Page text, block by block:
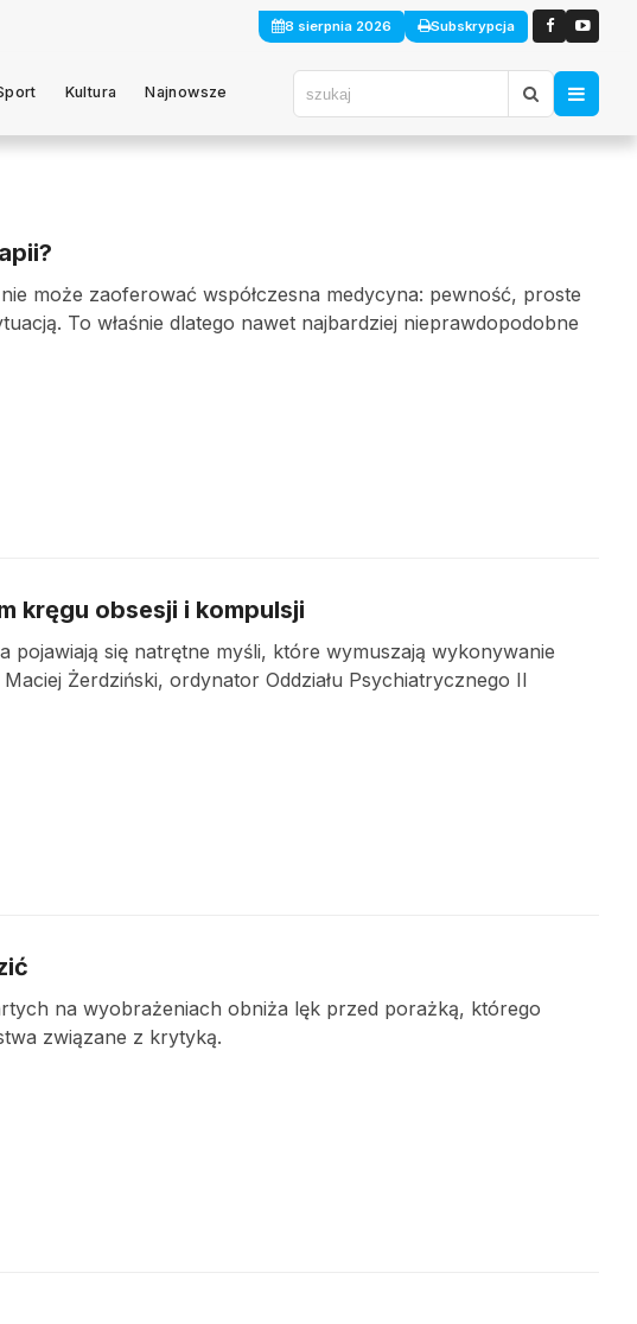
8 sierpnia 2026 Subskrypcja
Kultura Najnowsze
może zaoferować współczesna medycyna: pewność, proste
To właśnie dlatego nawet najbardziej nieprawdopodobne
kręgu obsesji i kompulsji
pojawiają się natrętne myśli, które wymuszają wykonywanie
Żerdziński, ordynator Oddziału Psychiatrycznego II
na wyobrażeniach obniża lęk przed porażką, którego
związane z krytyką.